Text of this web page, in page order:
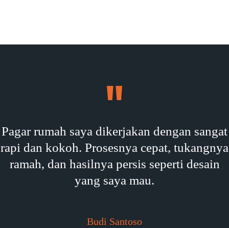
Pagar rumah saya dikerjakan dengan sangat
rapi dan kokoh. Prosesnya cepat, tukangnya
ramah, dan hasilnya persis seperti desain
yang saya mau.
Budi Santoso